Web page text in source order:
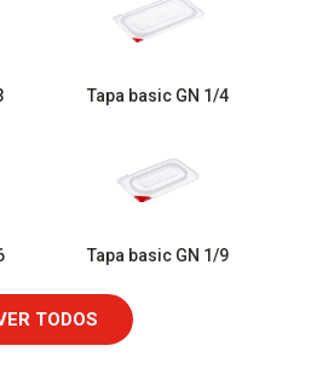
Tapa basic GN 1/4
Tapa basic GN 1/9
TODOS